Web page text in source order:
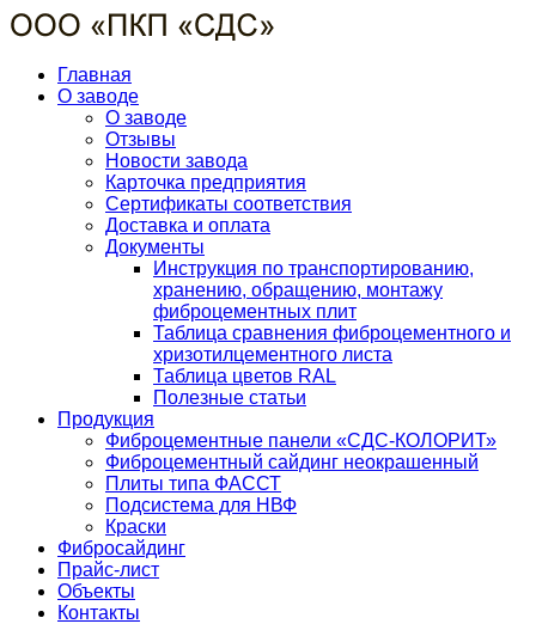
Главная
О заводе
О заводе
Отзывы
Новости завода
Карточка предприятия
Сертификаты соответствия
Доставка и оплата
Документы
Инструкция по транспортированию,
хранению, обращению, монтажу
фиброцементных плит
Таблица сравнения фиброцементного и
хризотилцементного листа
Таблица цветов RAL
Полезные статьи
Продукция
Фиброцементные панели «СДС-КОЛОРИТ»
Фиброцементный сайдинг неокрашенный
Плиты типа ФАССТ
Подсистема для НВФ
Краски
Фибросайдинг
Прайс-лист
Объекты
Контакты